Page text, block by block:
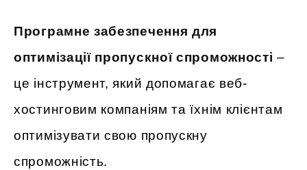
Програмне забезпечення для
оптимізації пропускної спроможності –
це інструмент, який допомагає веб-
хостинговим компаніям та їхнім клієнтам
оптимізувати свою пропускну
спроможність.